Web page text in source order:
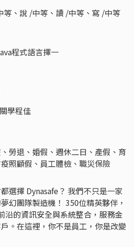
、說 /中等、讀 /中等、寫 /中等
程式語言擇一
學程佳
勞退、婚假、週休二日、產假、育
照顧假、員工體檢、職災保險
選擇 Dynasafe？ 我們不只是一家
幻團隊製造機！ 350位精英夥伴，
沿的資訊安全與系統整合，服務金
。在這裡，你不是員工，你是改變